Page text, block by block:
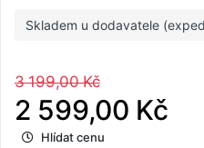
Skladem u dodavatele
3 199,00 Kč
2 599,00 Kč
Hlídat cenu